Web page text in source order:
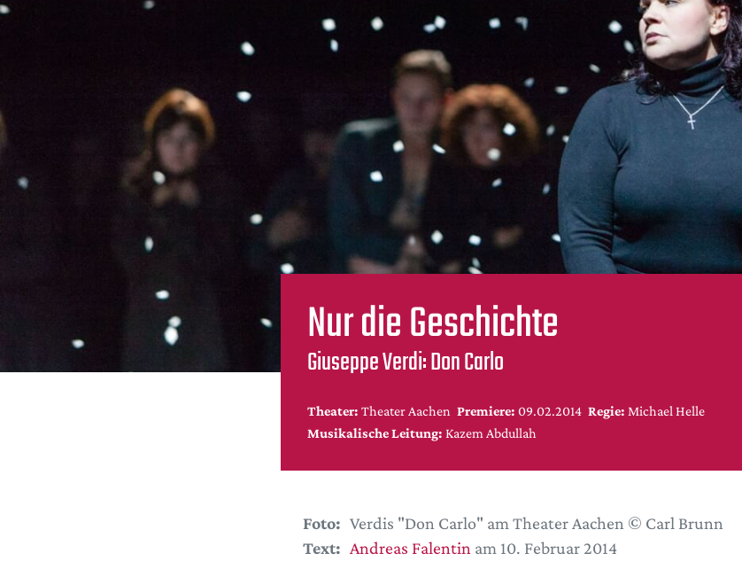
Nur die Geschichte
Giuseppe Verdi: Don Carlo
Theater: Theater Aachen Premiere: 09.02.2014 Regie: Michael Helle
Musikalische Leitung: Kazem Abdullah
Foto: Verdis "Don Carlo" am Theater Aachen © Carl Brunn
Text: Andreas Falentin am 10. Februar 2014